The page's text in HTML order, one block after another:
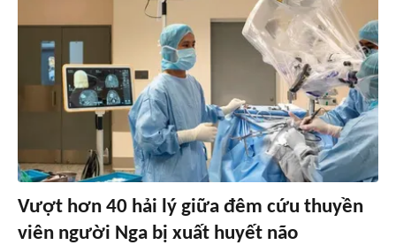
Vượt hơn 40 hải lý giữa đêm cứu thuyền
viên người Nga bị xuất huyết não